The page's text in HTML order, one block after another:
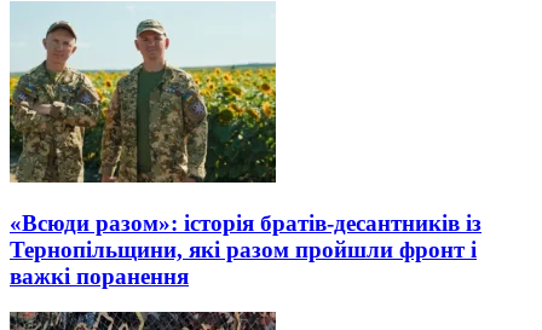
«Всюди разом»: історія братів-десантників із
Тернопільщини, які разом пройшли фронт і
важкі поранення